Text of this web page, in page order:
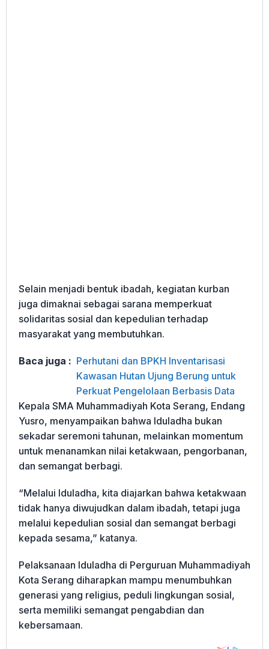
Selain menjadi bentuk ibadah, kegiatan kurban
juga dimaknai sebagai sarana memperkuat
solidaritas sosial dan kepedulian terhadap
masyarakat yang membutuhkan.
Baca juga : Perhutani dan BPKH Inventarisasi
Kawasan Hutan Ujung Berung untuk
Perkuat Pengelolaan Berbasis Data
Kepala SMA Muhammadiyah Kota Serang, Endang
Yusro, menyampaikan bahwa Iduladha bukan
sekadar seremoni tahunan, melainkan momentum
untuk menanamkan nilai ketakwaan, pengorbanan,
dan semangat berbagi.
“Melalui Iduladha, kita diajarkan bahwa ketakwaan
tidak hanya diwujudkan dalam ibadah, tetapi juga
melalui kepedulian sosial dan semangat berbagi
kepada sesama,” katanya.
Pelaksanaan Iduladha di Perguruan Muhammadiyah
Kota Serang diharapkan mampu menumbuhkan
generasi yang religius, peduli lingkungan sosial,
serta memiliki semangat pengabdian dan
kebersamaan.